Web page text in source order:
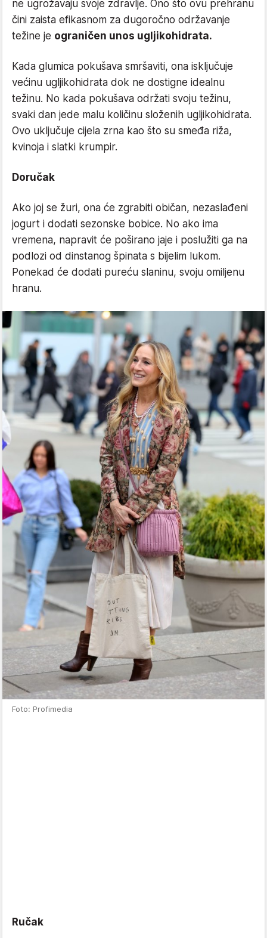
ne ugrožavaju svoje zdravlje. Ono što ovu prehranu
čini zaista efikasnom za dugoročno održavanje
težine je ograničen unos ugljikohidrata.
Kada glumica pokušava smršaviti, ona isključuje
većinu ugljikohidrata dok ne dostigne idealnu
težinu. No kada pokušava održati svoju težinu,
svaki dan jede malu količinu složenih ugljikohidrata.
Ovo uključuje cijela zrna kao što su smeđa riža,
kvinoja i slatki krumpir.
Doručak
Ako joj se žuri, ona će zgrabiti običan, nezaslađeni
jogurt i dodati sezonske bobice. No ako ima
vremena, napravit će poširano jaje i poslužiti ga na
podlozi od dinstanog špinata s bijelim lukom.
Ponekad će dodati pureću slaninu, svoju omiljenu
hranu.
Foto: Profimedia
Ručak